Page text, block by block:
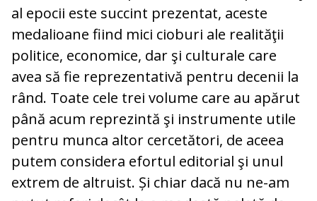
al epocii este succint prezentat, aceste
medalioane fiind mici cio­buri ale realităţii
politice, economice, dar şi culturale care
avea să fie reprezentativă pentru decenii la
rând. Toate cele trei vo­lume care au apărut
până acum reprezintă şi instrumente utile
pentru munca altor cercetători, de aceea
putem considera efortul editorial şi unul
extrem de altruist. Și chiar dacă nu ne-am